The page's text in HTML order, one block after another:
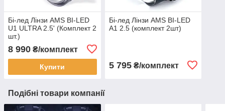
Бі-лед Лінзи AMS BI-LED
U1 ULTRA 2.5' (Комплект 2
шт.)
8 990 ₴/комплект
Купити
Бі-лед Лінзи AMS BI-LED
A1 2.5 (комплект 2шт)
5 795₴/комплект
Подібні товари компанії